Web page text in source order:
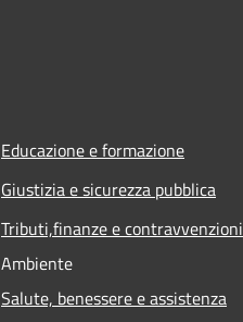
Educazione e formazione
Giustizia e sicurezza pubblica
Tributi,finanze e contravvenzioni
Ambiente
Salute, benessere e assistenza